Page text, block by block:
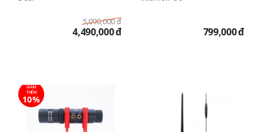
5,090,000 đ
4,490,000đ 799,000đ
GIẢM
THÊM
10%